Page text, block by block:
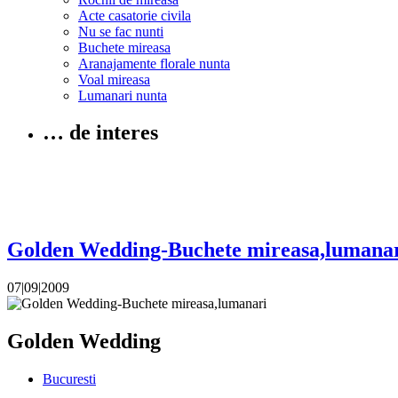
Acte casatorie civila
Nu se fac nunti
Buchete mireasa
Aranajamente florale nunta
Voal mireasa
Lumanari nunta
… de interes
Golden Wedding-Buchete
07|09|2009
Golden Wedding
Bucuresti